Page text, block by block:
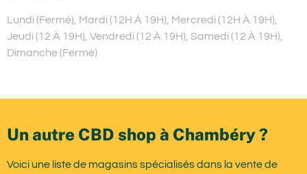
Lundi (Fermé), Mardi (12H À 19H), Mercredi (12H À 19H),
Jeudi (12 À 19H), Vendredi (12 À 19H), Samedi (12 À 19H),
Dimanche (Fermé)
Un autre CBD shop à Chambéry ?
Voici une liste de magasins spécialisés dans la vente de